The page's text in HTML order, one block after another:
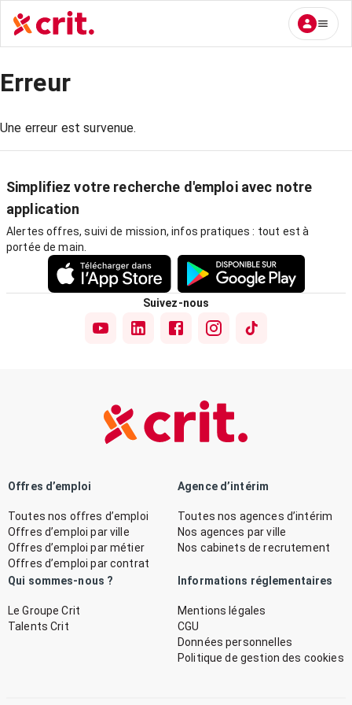
Erreur
Une erreur est survenue.
Simplifiez votre recherche d'emploi avec notre
application
Alertes offres, suivi de mission, infos pratiques : tout est à
portée de main.
Suivez-nous
Offres d’emploi
Toutes nos offres d’emploi
Offres d’emploi par ville
Offres d’emploi par métier
Offres d’emploi par contrat
Agence d’intérim
Toutes nos agences d’intérim
Nos agences par ville
Nos cabinets de recrutement
Qui sommes-nous ?
Le Groupe Crit
Talents Crit
Informations réglementaires
Mentions légales
CGU
Données personnelles
Politique de gestion des cookies